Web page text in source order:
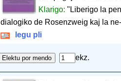
Klarigo: "Liberigo la
dialogiko de Rosenzweig kaj la
legu pli
ekz.